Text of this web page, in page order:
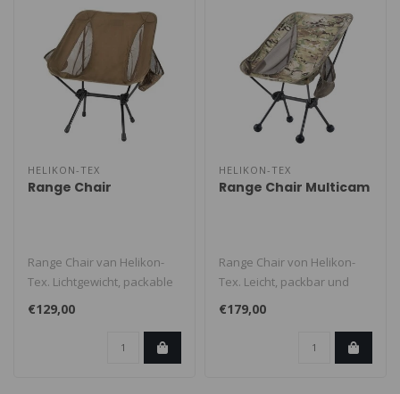
HELIKON-TEX
Range Chair
Range Chair van Helikon-
Tex. Lichtgewicht, packable
en zeer comfortabel, het
€129,00
HELIKON-TEX
Range Chair Multicam
Range Chair von Helikon-
Tex. Leicht, packbar und
sehr komfortabel, gibt es
Ihnen..
€179,00